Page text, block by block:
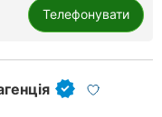
Телефонувати